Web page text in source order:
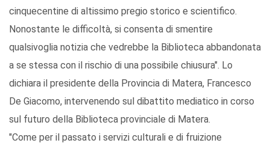
cinquecentine di altissimo pregio storico e scientifico.
Nonostante le difficoltà, si consenta di smentire
qualsivoglia notizia che vedrebbe la Biblioteca abbandonata
a se stessa con il rischio di una possibile chiusura". Lo
dichiara il presidente della Provincia di Matera, Francesco
De Giacomo, intervenendo sul dibattito mediatico in corso
sul futuro della Biblioteca provinciale di Matera.
"Come per il passato i servizi culturali e di fruizione